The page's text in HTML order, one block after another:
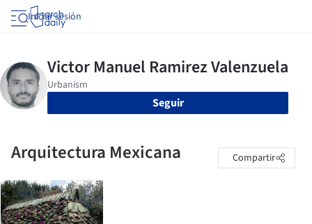
Iniciar sesión
Seguir
Arquitectura Mexicana Compartir